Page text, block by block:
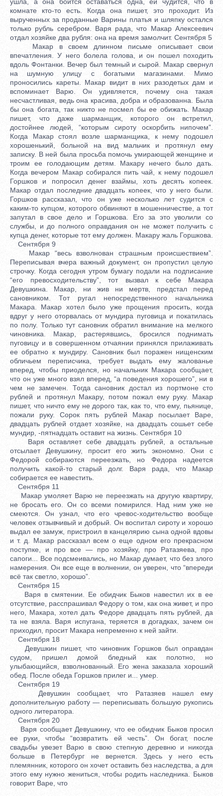
комнате кто-то есть. Когда она пишет, это проходит. Из
вырученных за проданные Варины платья и шляпку остался
только рубль серебром. Варя рада, что Макар Алексеевич
отдал хозяйке два рубля: она на время замолчит. Сентября 5
Макар в своем длинном письме описывает свои
впечатления. У него болела голова, и он пошел походить
вдоль Фонтанки. Вечер был темный и сырой. Макар свернул
на шумную улицу с богатыми магазинами. Мимо
проносились кареты. Макар видит в них разодетых дам и
вспоминает Варю. Он удивляется, почему она такая
несчастливая, ведь она красива, добра и образованна. Была
бы она богата, так никто не посмел бы ее обижать. Макар
пишет, что даже шарманщик, которого он встретил,
достойнее людей, “которым сироту оскорбить нипочем”.
Когда Макар стоял возле шарманщика, к нему подошел
хорошенький, больной на вид мальчик и протянул ему
записку. В ней была просьба помочь умирающей женщине и
троим ее голодающим детям. Макару нечего было дать.
Когда вечером Макар собирался пить чай, к нему подошел
Горшков и попросил денег взаймы, хоть десять копеек.
Макар отдал последние двадцать копеек, что у него были.
Горшков рассказал, что он уже несколько лет судится с
каким-то купцом, которого обвиняют в мошенничестве, а тот
запутал в свое дело и Горшкова. Его за это уволили со
службы, и до полного оправдания он не может получить с
купца денег, которые тот ему должен. Макару жаль Горшкова.
Сентября 9
Макар “весь взволнован страшным происшествием”.
Переписывая вчера важный документ, он пропустил целую
строчку. Когда сегодня утром бумагу подали на подписание
“его превосходительству”, тот вызвал к себе Макара
Девушкина. Макар, ни жив ни мертв, предстал перед
сановником. Тот ругал непосредственного начальника
Макара. Макар хотел было уже прощения просить, когда
вдруг у него оторвалась от мундира пуговица и покатилась
по полу. Только тут сановник обратил внимание на мелкого
чиновника. Макар, растерявшись, бросился поднимать
пуговицу и в совершенном отчаянии принялся прилаживать
ее обратно к мундиру. Сановник был поражен нищенским
обличьем переписчика, требует выдать ему жалованье
вперед, чтобы приоделся, но начальник Макара сообщает,
что он уже много взял вперед, “а поведения хорошего”, ни в
чем не замечен. Тогда сановник достал из портмоне сто
рублей и протянул Макару, потом пожал ему руку. Макар
пишет, что ничто ему не дорого так, как то, что ему, пьянице,
пожали руку. Сорок пять рублей Макар посылает Варе,
двадцать рублей отдает хозяйке, на двадцать сошьет себе
мундир, -пятнадцать оставит на жизнь. Сентября 10
Варя оставляет себе двадцать рублей, а остальные
отсылает Девушкину, просит его жить экономно. Они с
Федорой собираются переезжать, но Федора надеется
получить какой-то старый долг. Варя рада, что Макар
собирается ее навестить.
Сентября 11
Макар умоляет Варю не переезжать на другую квартиру,
не бросать его. Он со всеми помирился. Над ним уже не
смеются. Он узнал, что его чревос-ходительство вообще
человек отзывчивый и добрый. Он воспитал сироту и хорошо
выдал ее замуж, пристроил в канцелярию сына одной вдовы
и т. д. Макар рассказал всем о еще одном его прекрасном
поступке, и про все — про хозяйку, про Ратазяева, про
сапоги... Все подсмеивались, но Макар думает, что без злого
намерения. Он все еще в волнении, он уверен, что “впереди
всё так светло, хорошо”.
Сентября 15
Варя в смятении. Ее обидчик Быков навестил их в ее
отсутствие, расспрашивал Федору о том, как она живет, и про
него, Макара, хотел дать Федоре двадцать пять рублей, да
та не взяла. Варя испугана, теряется в догадках, зачем он
приходил, просит Макара непременно к ней зайти.
Сентября 18
Девушкин пишет, что чиновник Горшков был оправдан
судом, пришел домой бледный как полотно, но
улыбающийся, взволнованный. Его жена заказала хороший
обед. После обеда Горшков прилег и... умер.
Сентября 19
Девушкин сообщает, что Ратазяев нашел ему
дополнительную работу — переписывать большую рукопись
одного литератора.
Сентября 20
Варя сообщает Девушкину, что ее обидчик Быков просил
ее руки, чтобы “возвратить ей честь”. Он богат, после
свадьбы увезет Варю в свою степную деревню и никогда
больше в Петербург не вернется. Здесь у него есть
племянник, которого он хочет оставить без наследства, а для
этого ему нужно жениться, чтобы родить наследника. Быков
говорит Варе, что